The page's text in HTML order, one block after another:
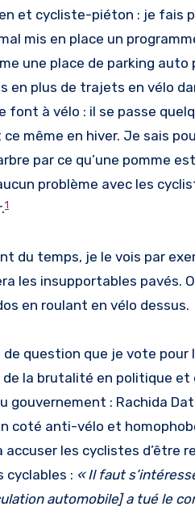
et cycliste-piéton : je fais
mis en place un
une place de parking
en plus de trajets en vélo
font à vélo : il se passe
même en hiver. Je sais
par ce qu’une pomme
problème avec les
1
du temps, je le vois par
les insupportables
en roulant en vélo dessus.
question que je vote pour
la brutalité en politique et
gouvernement : Rachida
coté anti-vélo et
les cyclistes d’être
cyclables : « Il faut
automobile] a tué le